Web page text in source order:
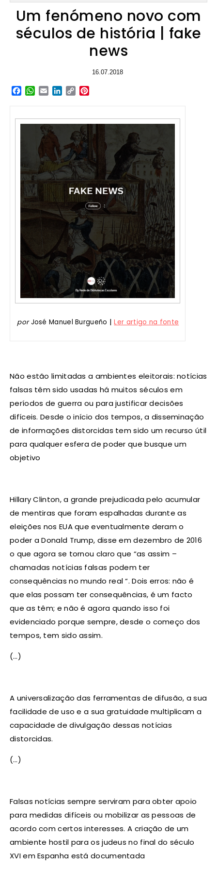
Um fenómeno novo com
séculos de história | fake
news
16.07.2018
Facebook
WhatsApp
EmailLinkedIn
Copy
porJosé Manuel Burgueño | Ler artigo na fonte
Não estão limitadas a ambientes eleitorais: notícias
falsas têm sido usadas há muitos séculos em
períodos de guerra ou para justificar decisões
difíceis. Desde o início dos tempos, a disseminação
de informações distorcidas tem sido um recurso útil
para qualquer esfera de poder que busque um
objetivo
Hillary Clinton, a grande prejudicada pelo acumular
de mentiras que foram espalhadas durante as
eleições nos EUA que eventualmente deram o
poder a Donald Trump, disse em dezembro de 2016
o que agora se tornou claro que “as assim –
chamadas notícias falsas podem ter
consequências no mundo real “. Dois erros: não é
que elas possam ter consequências, é um facto
que as têm; e não é agora quando isso foi
evidenciado porque sempre, desde o começo dos
tempos, tem sido assim.
(…)
A universalização das ferramentas de difusão, a sua
facilidade de uso e a sua gratuidade multiplicam a
capacidade de divulgação dessas notícias
distorcidas.
(…)
Falsas notícias sempre serviram para obter apoio
para medidas difíceis ou mobilizar as pessoas de
acordo com certos interesses. A criação de um
ambiente hostil para os judeus no final do século
XVI em Espanha está documentada